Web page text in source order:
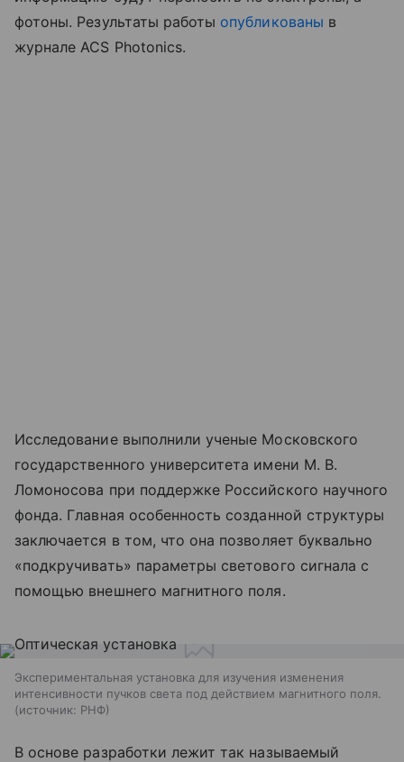
фотоны. Результаты работы опубликованы в
журнале ACS Photonics.
Исследование выполнили ученые Московского
государственного университета имени М. В.
Ломоносова при поддержке Российского научного
фонда. Главная особенность созданной структуры
заключается в том, что она позволяет буквально
«подкручивать» параметры светового сигнала с
помощью внешнего магнитного поля.
Экспериментальная установка для изучения изменения
интенсивности пучков света под действием магнитного поля.
источник: РНФ
В основе разработки лежит так называемый